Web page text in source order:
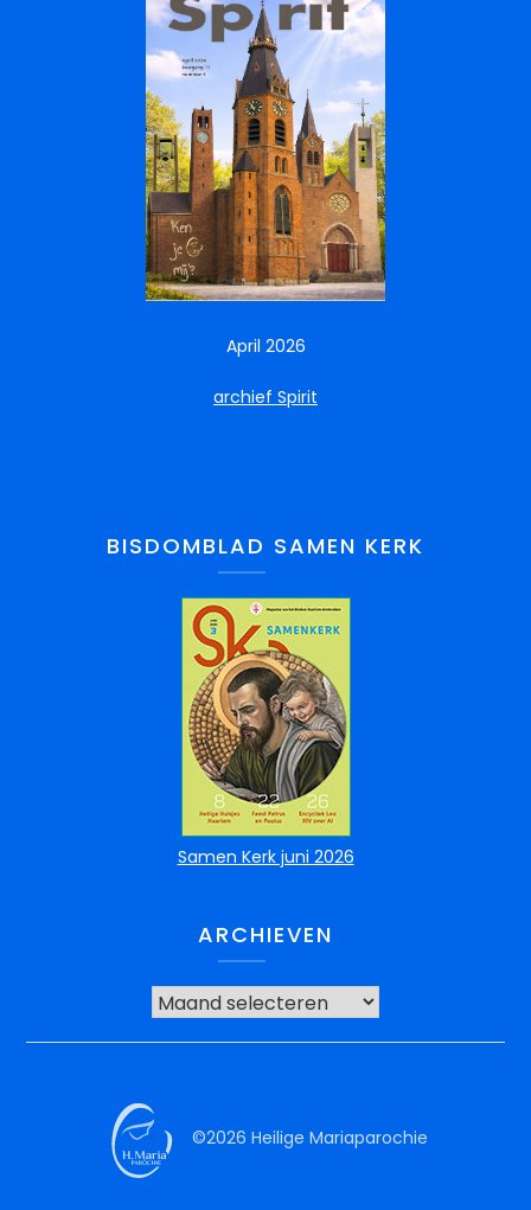
April 2026
archief Spirit
BISDOMBLAD SAMEN KERK
Samen Kerk juni 2026
ARCHIEVEN
©2026 Heilige Mariaparochie